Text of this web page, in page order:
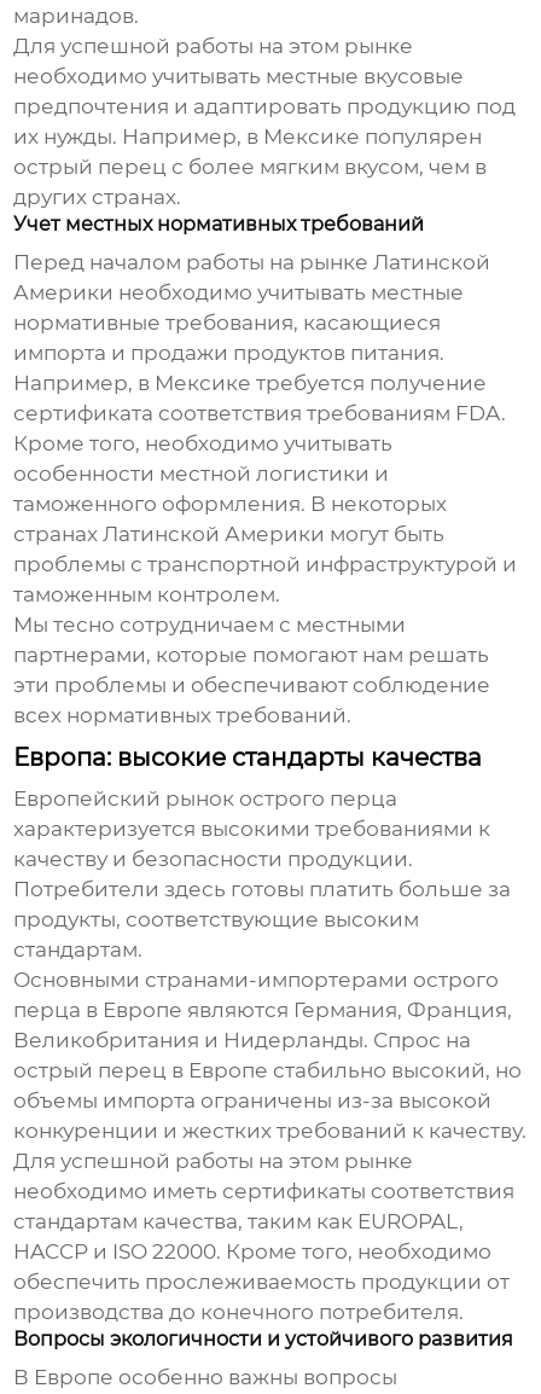
маринадов.
Для успешной работы на этом рынке
необходимо учитывать местные вкусовые
предпочтения и адаптировать продукцию под
их нужды. Например, в Мексике популярен
острый перец с более мягким вкусом, чем в
других странах.
Учет местных нормативных требований
Перед началом работы на рынке Латинской
Америки необходимо учитывать местные
нормативные требования, касающиеся
импорта и продажи продуктов питания.
Например, в Мексике требуется получение
сертификата соответствия требованиям FDA.
Кроме того, необходимо учитывать
особенности местной логистики и
таможенного оформления. В некоторых
странах Латинской Америки могут быть
проблемы с транспортной инфраструктурой и
таможенным контролем.
Мы тесно сотрудничаем с местными
партнерами, которые помогают нам решать
эти проблемы и обеспечивают соблюдение
всех нормативных требований.
Европа: высокие стандарты качества
Европейский рынок острого перца
характеризуется высокими требованиями к
качеству и безопасности продукции.
Потребители здесь готовы платить больше за
продукты, соответствующие высоким
стандартам.
Основными странами-импортерами острого
перца в Европе являются Германия, Франция,
Великобритания и Нидерланды. Спрос на
острый перец в Европе стабильно высокий, но
объемы импорта ограничены из-за высокой
конкуренции и жестких требований к качеству.
Для успешной работы на этом рынке
необходимо иметь сертификаты соответствия
стандартам качества, таким как EUROPAL,
HACCP и ISO 22000. Кроме того, необходимо
обеспечить прослеживаемость продукции от
производства до конечного потребителя.
Вопросы экологичности и устойчивого развития
В Европе особенно важны вопросы